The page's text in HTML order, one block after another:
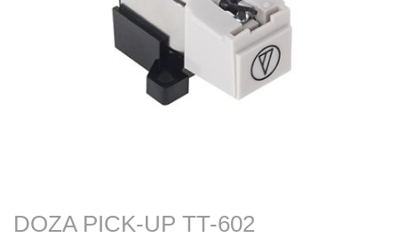
TERMENI SI CONDITII
DOZA PICK-UP TT-602